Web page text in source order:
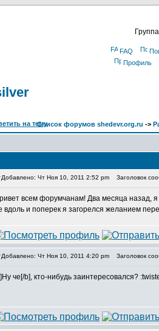
FAQ
Профиль
Список форумов shedevr.org.ru ->
Добавлено: Чт Ноя 10, 2011 2:52 pm Заголовок
всем форумчанам! Два месяца назад,
вдоль и поперек я загорелся желанием
Добавлено: Чт Ноя 10, 2011 4:20 pm Заголовок
че[/b], кто-нибудь заинтересовался?